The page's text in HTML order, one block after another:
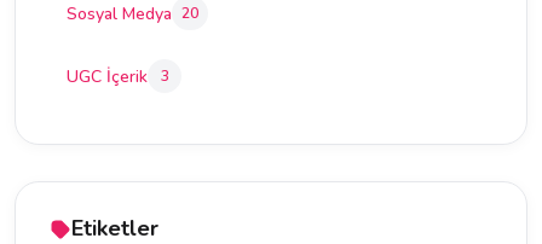
Sosyal Medya 20
UGC İçerik 3
Etiketler